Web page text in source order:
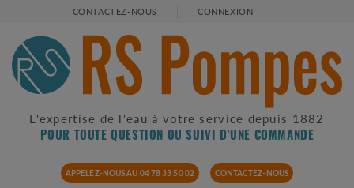
CONTACTEZ-NOUS CONNEXION
L'expertise de l'eau à votre service depuis 1882
POUR TOUTE QUESTION OU SUIVI D'UNE COMMANDE
APPELEZ-NOUS AU 04 78 33 50 02 CONTACTEZ-NOUS